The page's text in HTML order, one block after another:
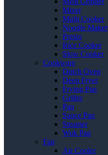
Mixer
Multi Cooker
Noodle Maker
Presto
Rice Cooker
Slow Cooker
Cookware
Dutch Oven
Deep Fryer
Frying Pan
Griller
Pan
Sauce Pan
Steamer
Wok Pan
Fan
Air Cooler